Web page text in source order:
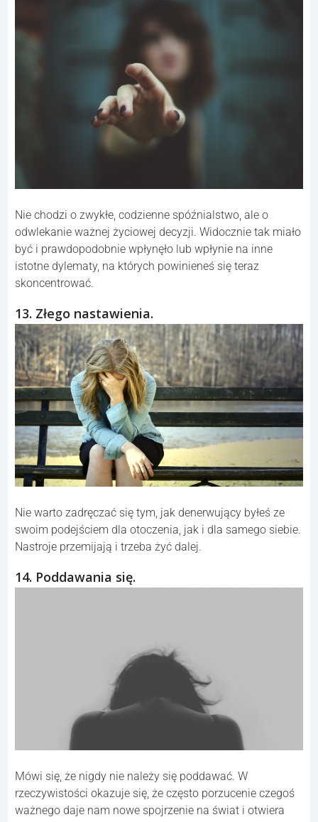
Nie chodzi o zwykłe, codzienne spóźnialstwo, ale o
odwlekanie ważnej życiowej decyzji. Widocznie tak miało
być i prawdopodobnie wpłynęło lub wpłynie na inne
istotne dylematy, na których powinieneś się teraz
skoncentrować.
13. Złego nastawienia.
Nie warto zadręczać się tym, jak denerwujący byłeś ze
swoim podejściem dla otoczenia, jak i dla samego siebie.
Nastroje przemijają i trzeba żyć dalej.
14. Poddawania się.
Mówi się, że nigdy nie należy się poddawać. W
rzeczywistości okazuje się, że często porzucenie czegoś
ważnego daje nam nowe spojrzenie na świat i otwiera